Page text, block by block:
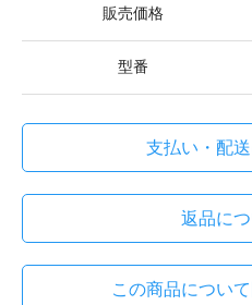
販売価格
型番
支払い・配
返品に
この商品につい